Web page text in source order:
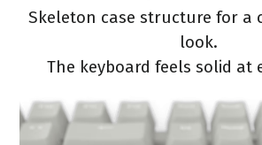
Skeleton case structure for a
look.
The keyboard feels solid at